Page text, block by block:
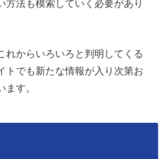
方法も模索していく必要があり
れからいろいろと判明してくる
トでも新たな情報が入り次第お
す。